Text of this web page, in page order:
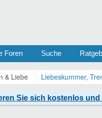
Foren Suche
& Liebe Liebeskummer,